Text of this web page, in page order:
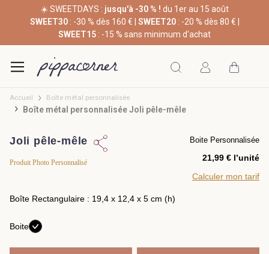
☀️ SWEETDAYS : jusqu'à -30 % ! du 1er au 15 août
SWEET30: -30 % dès 160 € | SWEET20: -20 % dès 80 € |
SWEET15 : -15 % sans minimum d'achat
Accueil Boîte métal personnalisée
Boîte métal personnalisée Joli pêle-mêle
Joli pêle-mêle
Produit Photo Personnalisé
Boite Personnalisée
l’unité
Calculer mon tarif
Boîte Rectangulaire : 19,4 x 12,4 x 5 cm (h)
Boite